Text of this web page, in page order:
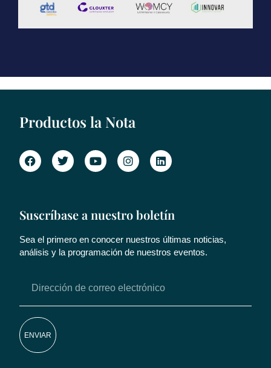
Productos la Nota
Suscríbase a nuestro boletín
Sea el primero en conocer nuestros últimas noticias,
análisis y la programación de nuestros eventos.
ENVIAR